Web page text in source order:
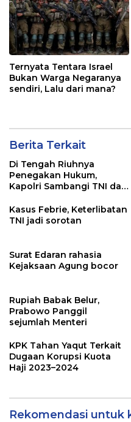
Ternyata Tentara Israel
Bukan Warga Negaranya
sendiri, Lalu dari mana?
Berita Terkait
Di Tengah Riuhnya
Penegakan Hukum,
Kapolri Sambangi TNI dan
Kasus Febrie, Keterlibatan
TNI jadi sorotan
Surat Edaran rahasia
Kejaksaan Agung bocor
Rupiah Babak Belur,
Prabowo Panggil
sejumlah Menteri
KPK Tahan Yaqut Terkait
Dugaan Korupsi Kuota
Haji 2023–2024
Rekomendasi untuk